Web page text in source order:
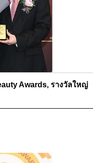
Awards, รางวัลใหญ่